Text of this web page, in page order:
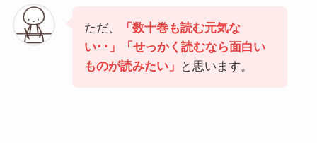
ただ、
「数十巻も読む元気な
い･･」「せっかく読むなら面白い
ものが読みたい」
と思います。